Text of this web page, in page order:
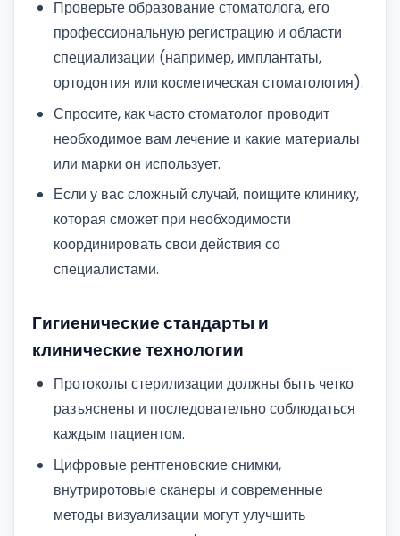
Проверьте образование стоматолога, его
профессиональную регистрацию и области
специализации (например, имплантаты,
ортодонтия или косметическая стоматология).
Спросите, как часто стоматолог проводит
необходимое вам лечение и какие материалы
или марки он использует.
Если у вас сложный случай, поищите клинику,
которая сможет при необходимости
координировать свои действия со
специалистами.
Гигиенические стандарты и
клинические технологии
Протоколы стерилизации должны быть четко
разъяснены и последовательно соблюдаться
каждым пациентом.
Цифровые рентгеновские снимки,
внутриротовые сканеры и современные
методы визуализации могут улучшить